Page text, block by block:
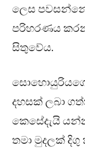
ලෙස
පරිහරණය
සිතුවේය.
දහසක් ලබා
කෙසේදැයි
තමා මුදලක්